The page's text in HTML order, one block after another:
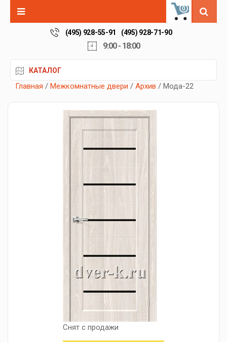
0
(495) 928-55-91 (495) 928-71-90
9:00 - 18:00
КАТАЛОГ
Главная / Межкомнатные двери / Архив / Мода-22
Снят с продажи